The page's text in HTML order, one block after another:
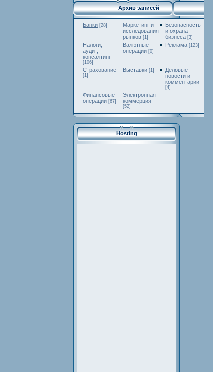
Архив записей
Банки [28]
Маркетинг и
исследования
рынков [1]
Безопасность
и охрана
бизнеса [3]
Налоги,
аудит,
консалтинг
[106]
Валютные
операции [0]
Реклама [123]
Страхование
[1]
Выставки [1]
Деловые
новости и
комментарии
[4]
Финансовые
операции [67]
Электронная
коммерция
[52]
Hosting